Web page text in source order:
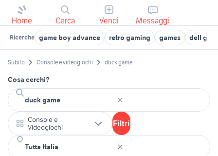
Home Cerca Vendi Messaggi
Ricerche game boy advance retro gaming games dell
Subito Console e videogiochi duck game
Cosa cerchi?
Console e
Videogiochi
Filtri